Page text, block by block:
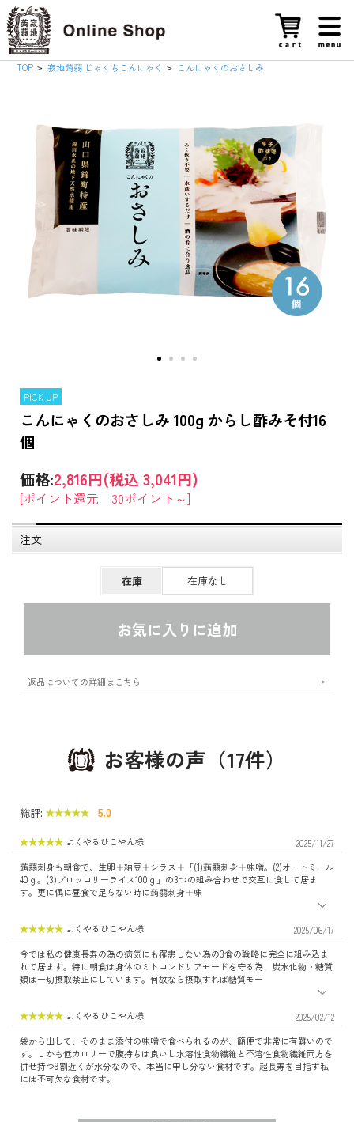
TOP > 寂地蒟蒻 じゃくちこんにゃく > こんにゃくのおさしみ
PICK UP
こんにゃくのおさしみ 100g からし酢みそ付16
個
価格:2,816円(税込 3,041円)
[ポイント還元 30ポイント～]
注文
在庫 在庫なし
返品についての詳細はこちら
お客様の声（17件）
総評: 5.0
よくやるひこやん様
2025/11/27
蒟蒻刺身も朝食で、生卵＋納豆＋シラス＋「(1)蒟蒻刺身＋味噌。(2)オートミール
40ｇ。(3)ブロッコリーライス100ｇ」の3つの組み合わせで交互に食して居ま
す。更に偶に昼食で足らない時に蒟蒻刺身＋味
よくやるひこやん様
2025/06/17
今では私の健康長寿の為の病気にも罹患しない為の3食の戦略に完全に組み込ま
れて居ます。特に朝食は身体のミトコンドリアモードを守る為、炭水化物・糖質
類は一切摂取禁止にしています。何故なら摂取すれば糖質モー
よくやるひこやん様
2025/02/12
袋から出して、そのまま添付の味噌で食べられるのが、簡便で非常に有難いので
す。しかも低カロリーで腹持ちは良いし水溶性食物繊維と不溶性食物繊維両方を
併せ持つ9割近くが水分なので、本当に申し分ない食材です。超長寿を目指す私
には不可欠な食材です。